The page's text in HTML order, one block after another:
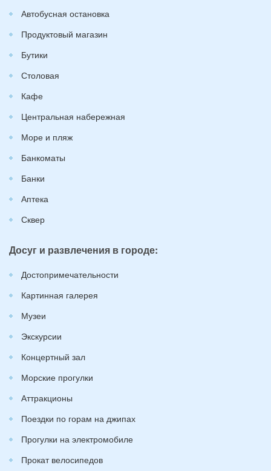
Автобусная остановка
Продуктовый магазин
Бутики
Столовая
Кафе
Центральная набережная
Море и пляж
Банкоматы
Банки
Аптека
Сквер
Досуг и развлечения в городе:
Достопримечательности
Картинная галерея
Музеи
Экскурсии
Концертный зал
Морские прогулки
Аттракционы
Поездки по горам на джипах
Прогулки на электромобиле
Прокат велосипедов